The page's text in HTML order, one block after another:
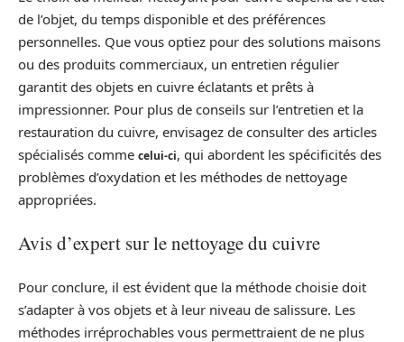
de l’objet, du temps disponible et des préférences
personnelles. Que vous optiez pour des solutions maisons
ou des produits commerciaux, un entretien régulier
garantit des objets en cuivre éclatants et prêts à
impressionner. Pour plus de conseils sur l’entretien et la
restauration du cuivre, envisagez de consulter des articles
spécialisés comme celui-ci, qui abordent les spécificités des
problèmes d’oxydation et les méthodes de nettoyage
appropriées.
Avis d’expert sur le nettoyage du cuivre
Pour conclure, il est évident que la méthode choisie doit
s’adapter à vos objets et à leur niveau de salissure. Les
méthodes irréprochables vous permettraient de ne plus